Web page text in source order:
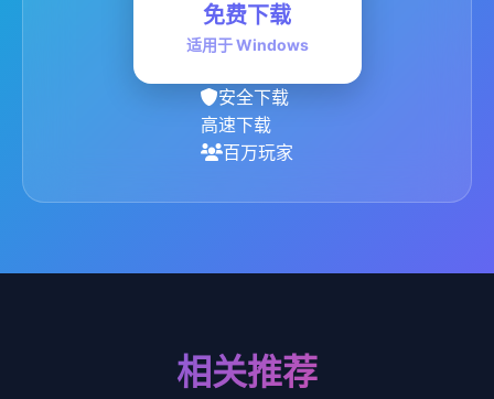
免费下载
适用于 Windows
安全下载
高速下载
百万玩家
相关推荐